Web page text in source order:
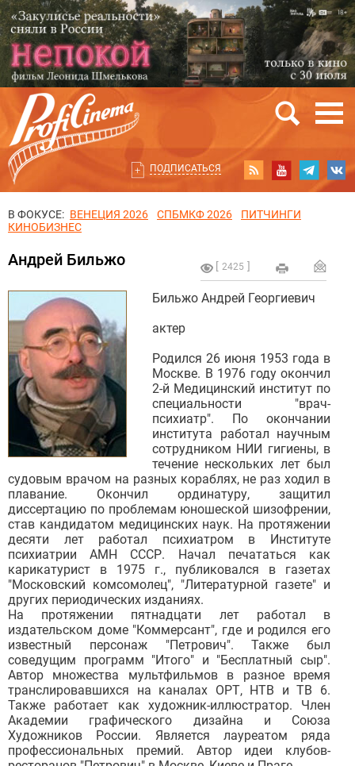
ПОДПИСАТЬСЯ
В ФОКУСЕ: ВЕНЕЦИЯ 2026 СПБМКФ 2026
ПИТЧИНГИ
КИНОБИЗНЕС
2425
Андрей Бильжо
Бильжо Андрей Георгиевич
актер
Родился 26 июня 1953 года в
Москве. В 1976 году окончил
2-й Медицинский институт по
специальности "врач-
психиатр". По окончании
института работал научным
сотрудником НИИ гигиены, в
течение нескольких лет был
судовым врачом на разных кораблях, не раз ходил в
плавание. Окончил ординатуру, защитил
диссертацию по проблемам юношеской шизофрении,
став кандидатом медицинских наук. На протяжении
десяти лет работал психиатром в Институте
психиатрии АМН СССР. Начал печататься как
карикатурист в 1975 г., публиковался в газетах
"Московский комсомолец", "Литературной газете" и
других периодических изданиях.
На протяжении пятнадцати лет работал в
издательском доме "Коммерсант", где и родился его
известный персонаж "Петрович". Также был
соведущим программ "Итого" и "Бесплатный сыр".
Автор множества мультфильмов в разное время
транслировавшихся на каналах ОРТ, НТВ и ТВ 6.
Также работает как художник-иллюстратор. Член
Академии графического дизайна и Союза
Художников России. Является лауреатом ряда
профессиональных премий. Автор идеи клубов-